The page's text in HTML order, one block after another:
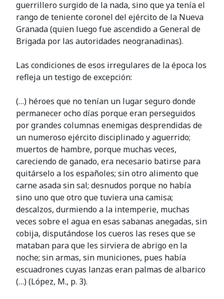
guerrillero surgido de la nada, sino que ya tenía el
rango de teniente coronel del ejército de la Nueva
Granada (quien luego fue ascendido a General de
Brigada por las autoridades neogranadinas).
Las condiciones de esos irregulares de la época los
refleja un testigo de excepción:
(…) héroes que no tenían un lugar seguro donde
permanecer ocho días porque eran perseguidos
por grandes columnas enemigas desprendidas de
un numeroso ejército disciplinado y aguerrido;
muertos de hambre, porque muchas veces,
careciendo de ganado, era necesario batirse para
quitárselo a los españoles; sin otro alimento que
carne asada sin sal; desnudos porque no había
sino uno que otro que tuviera una camisa;
descalzos, durmiendo a la intemperie, muchas
veces sobre el agua en esas sabanas anegadas, sin
cobija, disputándose los cueros las reses que se
mataban para que les sirviera de abrigo en la
noche; sin armas, sin municiones, pues había
escuadrones cuyas lanzas eran palmas de albarico
(…) (López, M., p. 3).